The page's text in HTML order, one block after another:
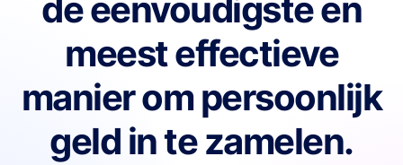
de eenvoudigste en
meest effectieve
manier om persoonlijk
geld in te zamelen.